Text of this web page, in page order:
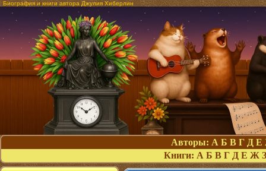
Биография и книги автора Джулия Хиберлин
Авторы: А Б В Г Д Е
Книги: А Б В Г Д Е Ж З